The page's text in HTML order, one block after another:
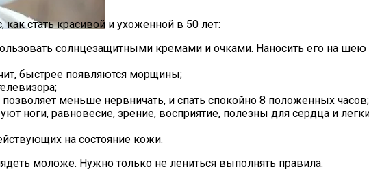
Года
стать красивой и ухоженной в 50 лет:
солнцезащитными кремами и очками. Наносить его на шею
быстрее появляются морщины;
меньше нервничать, и спать спокойно 8 положенных часов;
ноги, равновесие, зрение, восприятие, полезны для сердца и
на состояние кожи.
моложе. Нужно только не лениться выполнять правила.